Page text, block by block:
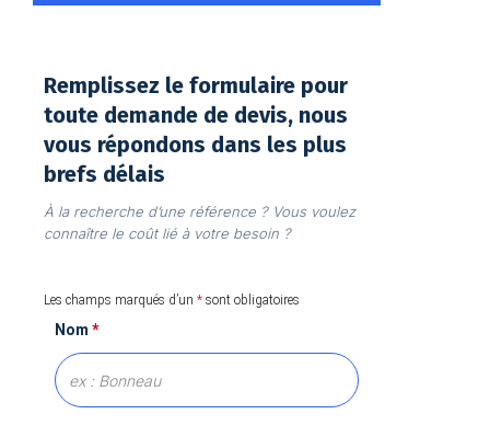
Remplissez le formulaire pour
toute demande de devis, nous
vous répondons dans les plus
brefs délais
À la recherche d’une référence ? Vous voulez
connaître le coût lié à votre besoin ?
Les champs marqués d’un * sont obligatoires
Nom *